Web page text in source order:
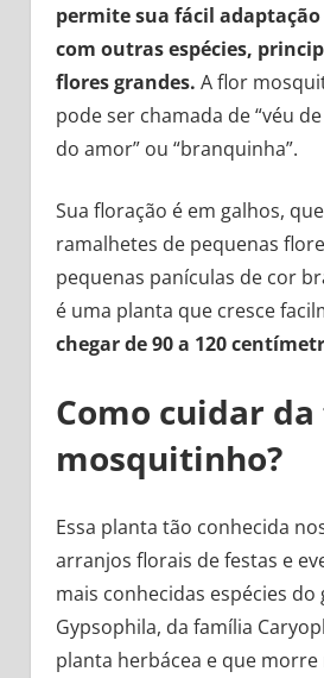
permite sua fácil
com outras espécies,
flores grandes. A flor
pode ser chamada de “véu
do amor” ou “branquinha”.
Sua floração é em galhos,
ramalhetes de pequenas
pequenas panículas de cor
é uma planta que cresce
chegar de 90 a 120
Como cuidar
mosquitinho?
Essa planta tão conhecida
arranjos florais de festas e
mais conhecidas espécies do
Gypsophila, da família
planta herbácea e que morre